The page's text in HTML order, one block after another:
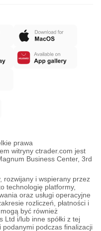
prawa
witryny ctrader.com jest
Business Center, 3rd
rozwijany i wspierany przez
technologię platformy,
oraz usługi operacyjne
rozliczeń, płatności i
być również
Ltd i/lub inne spółki z tej
podczas finalizacji